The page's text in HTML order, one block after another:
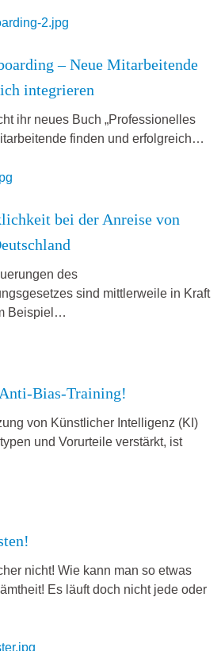
– Neue Mitarbeitende
integrieren
ihr neues Buch „Professionelles
finden und erfolgreich…
bei der Anreise von
des
sind mittlerweile in Kraft
Beispiel…
Bias-Training!
von Künstlicher Intelligenz (KI)
und Vorurteile verstärkt, ist
nicht! Wie kann man so etwas
Es läuft doch nicht jede oder